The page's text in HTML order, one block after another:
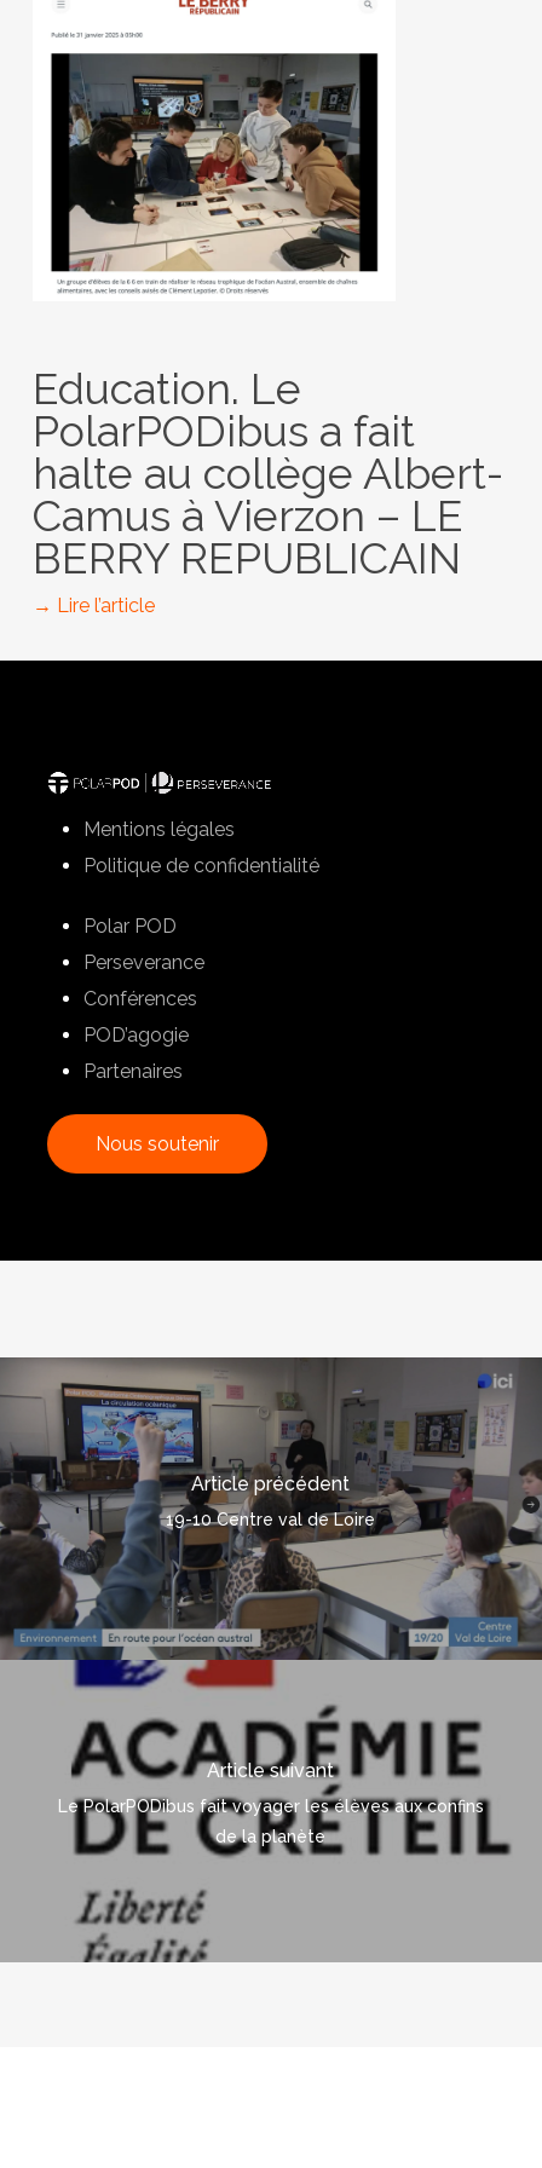
Education. Le
PolarPODibus a fait
halte au collège Albert-
Camus à Vierzon – LE
BERRY REPUBLICAIN
→ Lire l’article
Mentions légales
Politique de confidentialité
Polar POD
Perseverance
Conférences
POD’agogie
Partenaires
Nous soutenir
Article précédent
19-10 Centre val de Loire
Article suivant
Le PolarPODibus fait voyager les élèves aux confins
de la planète